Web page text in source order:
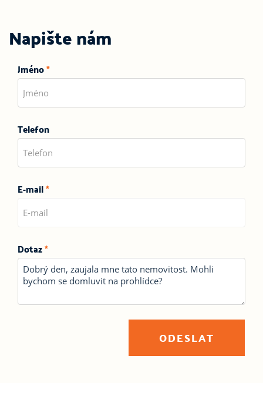
Napište nám
Jméno*
Telefon
E-mail*
Dotaz*
ODESLAT